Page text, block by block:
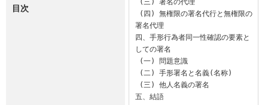
目次
署名代理
四、手形行為者同一性確認の要素と
しての署名
五、結語